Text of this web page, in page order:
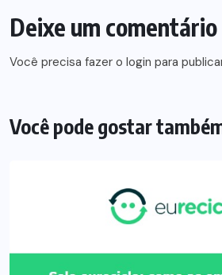
Deixe um comentário
Você precisa fazer o login para
Você pode gostar